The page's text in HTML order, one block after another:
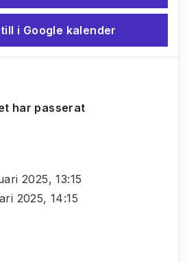
i Google kalender
har passerat
2025, 13:15
2025, 14:15